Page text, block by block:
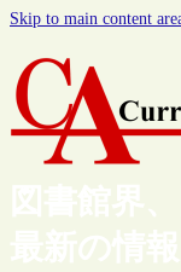
Skip to main content
図書館界
最新の情